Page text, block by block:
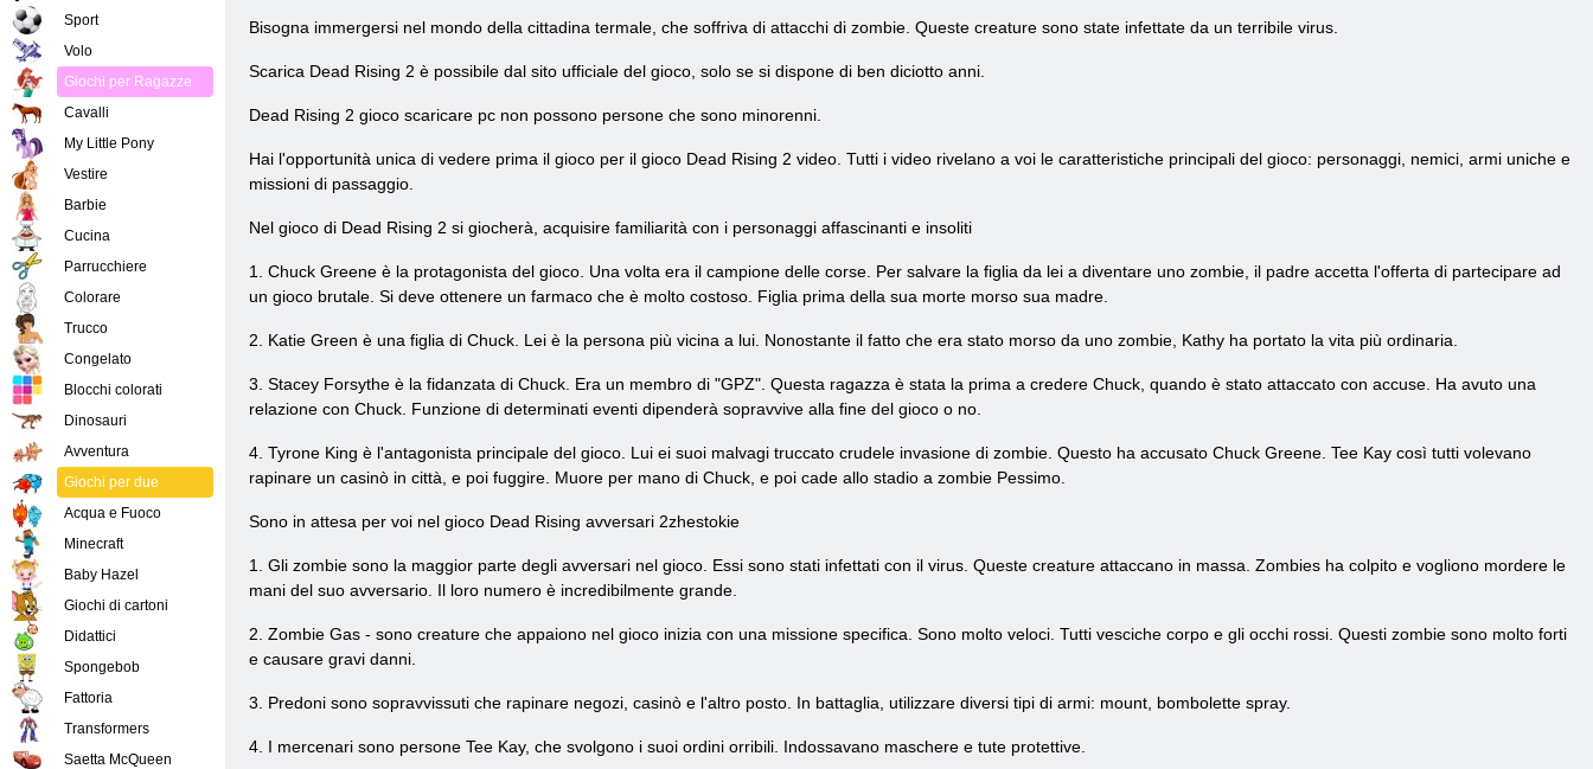
Bisogna immergersi nel mondo della cittadina termale, che soffriva di attacchi di zombie. Queste creature sono state infettate da un terribile virus.
Scarica Dead Rising 2 è possibile dal sito ufficiale del gioco, solo se si dispone di ben diciotto anni.
Dead Rising 2 gioco scaricare pc non possono persone che sono minorenni.
Hai l'opportunità unica di vedere prima il gioco per il gioco Dead Rising 2 video. Tutti i video rivelano a voi le caratteristiche principali del gioco: personaggi, nemici, armi uniche e
missioni di passaggio.
Nel gioco di Dead Rising 2 si giocherà, acquisire familiarità con i personaggi affascinanti e insoliti
1. Chuck Greene è la protagonista del gioco. Una volta era il campione delle corse. Per salvare la figlia da lei a diventare uno zombie, il padre accetta l'offerta di partecipare ad
un gioco brutale. Si deve ottenere un farmaco che è molto costoso. Figlia prima della sua morte morso sua madre.
2. Katie Green è una figlia di Chuck. Lei è la persona più vicina a lui. Nonostante il fatto che era stato morso da uno zombie, Kathy ha portato la vita più ordinaria.
3. Stacey Forsythe è la fidanzata di Chuck. Era un membro di "GPZ". Questa ragazza è stata la prima a credere Chuck, quando è stato attaccato con accuse. Ha avuto una
relazione con Chuck. Funzione di determinati eventi dipenderà sopravvive alla fine del gioco o no.
4. Tyrone King è l'antagonista principale del gioco. Lui ei suoi malvagi truccato crudele invasione di zombie. Questo ha accusato Chuck Greene. Tee Kay così tutti volevano
rapinare un casinò in città, e poi fuggire. Muore per mano di Chuck, e poi cade allo stadio a zombie Pessimo.
Sono in attesa per voi nel gioco Dead Rising avversari 2zhestokie
1. Gli zombie sono la maggior parte degli avversari nel gioco. Essi sono stati infettati con il virus. Queste creature attaccano in massa. Zombies ha colpito e vogliono mordere le
mani del suo avversario. Il loro numero è incredibilmente grande.
2. Zombie Gas - sono creature che appaiono nel gioco inizia con una missione specifica. Sono molto veloci. Tutti vesciche corpo e gli occhi rossi. Questi zombie sono molto forti
e causare gravi danni.
3. Predoni sono sopravvissuti che rapinare negozi, casinò e l'altro posto. In battaglia, utilizzare diversi tipi di armi: mount, bombolette spray.
4. I mercenari sono persone Tee Kay, che svolgono i suoi ordini orribili. Indossavano maschere e tute protettive.
Sport
Volo
Giochi per Ragazze
Cavalli
My Little Pony
Vestire
Barbie
Cucina
Parrucchiere
Colorare
Trucco
Congelato
Blocchi colorati
Dinosauri
Avventura
Giochi per due
Acqua e Fuoco
Minecraft
Baby Hazel
Giochi di cartoni
Didattici
Spongebob
Fattoria
Transformers
Saetta McQueen